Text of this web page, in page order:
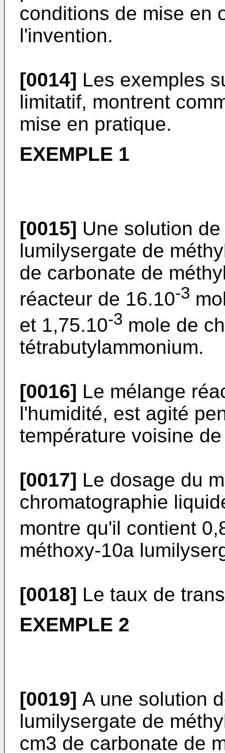
conditions de mise en
l'invention.
[0014] Les exemples
limitatif, montrent
mise en pratique.
EXEMPLE 1
[0015] Une solution
lumilysergate de
de carbonate de
réacteur de 16.10-3
et 1,75.10-3 mole de
tétrabutylammonium.
[0016] Le mélange
l'humidité, est agité
température voisine de
[0017] Le dosage du
chromatographie
montre qu'il contient
méthoxy-10a
[0018] Le taux de
EXEMPLE 2
[0019] A une solution
lumilysergate de
cm3 de carbonate de